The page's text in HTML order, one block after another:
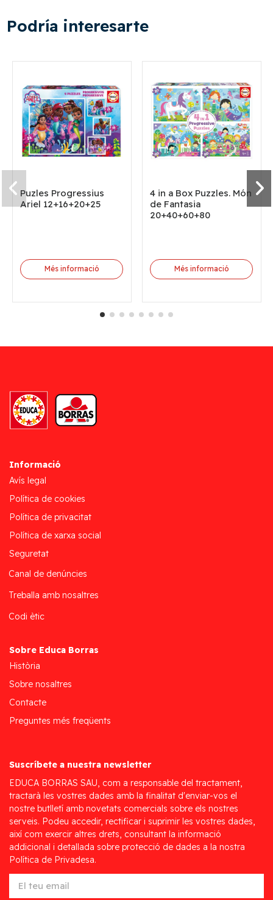
Podría interesarte
Puzles Progressius
Ariel 12+16+20+25
Més informació
4 in a Box Puzzles. Món
de Fantasia
20+40+60+80
Més informació
Informació
Avís legal
Política de cookies
Política de privacitat
Política de xarxa social
Seguretat
Canal de denúncies
Treballa amb nosaltres
Codi ètic
Sobre Educa Borras
Història
Sobre nosaltres
Contacte
Preguntes més freqüents
Suscríbete a nuestra newsletter
EDUCA BORRAS SAU, com a responsable del tractament,
tractarà les vostres dades amb la finalitat d'enviar-vos el
nostre butlletí amb novetats comercials sobre els nostres
serveis. Podeu accedir, rectificar i suprimir les vostres dades,
així com exercir altres drets, consultant la informació
addicional i detallada sobre protecció de dades a la nostra
Política de Privadesa.